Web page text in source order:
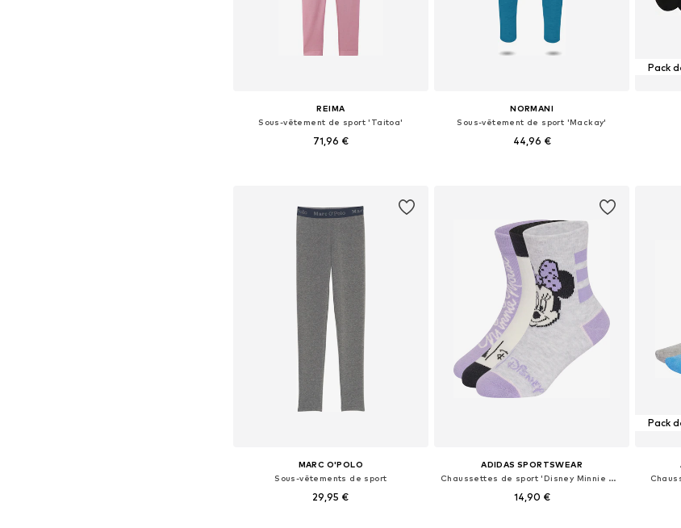
REIMA
Sous-vêtement de sport 'Taitoa'
71,96 €
NORMANI
Sous-vêtement de sport 'Mackay'
44,96 €
Pack
MARC O'POLO
Sous-vêtements de sport
29,95 €
ADIDAS SPORTSWEAR
Chaussettes de sport 'Disney Minnie Maus'
14,90 €
Pack